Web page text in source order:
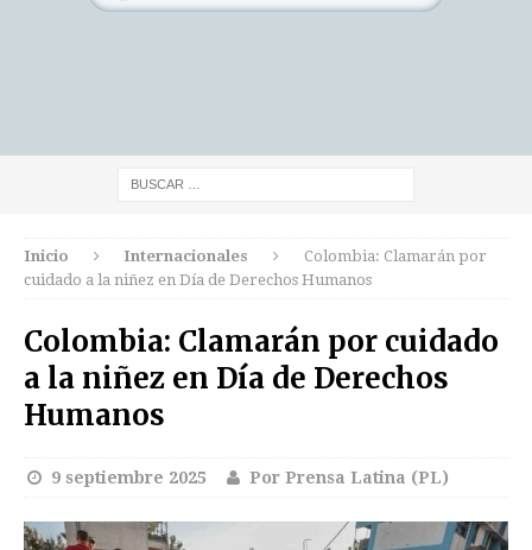
Inicio Internacionales
Colombia: Clamarán por
cuidado a la niñez en Día de Derechos Humanos
Colombia: Clamarán por cuidado
a la niñez en Día de Derechos
Humanos
9 septiembre 2025 Por Prensa Latina (PL)